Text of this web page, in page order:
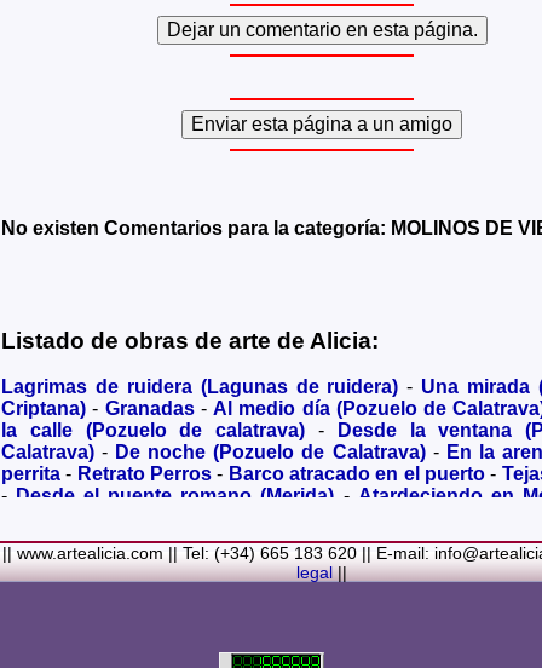
No existen Comentarios para la categoría: MOLINOS DE
Listado de obras de arte de Alicia:
Lagrimas de ruidera (Lagunas de ruidera) - Una mirada
Criptana) - Granadas-Al medio día (Pozuelo de
la calle (Pozuelo de calatrava) -
Desde la ventana
Calatrava) - De noche (Pozuelo de Calatrava)- En la
perrita - Retrato Perros - Barco atracado en el puerto -
- Desde el puente romano (Merida) - Atardeciendo en
(Bolaños de Calatrava)-Membrillos madurando al sol-
costa-A dormir (Cuadro infantil)-En flor-Ramo de
Familiar-La fuente (La Alhambra de Granada)-Acuarela
Puerta de Ciruela en 1868 (Ciudad
|| www.artealicia.com || Tel: (+34) 665 183 620 || E-mail:
legal||